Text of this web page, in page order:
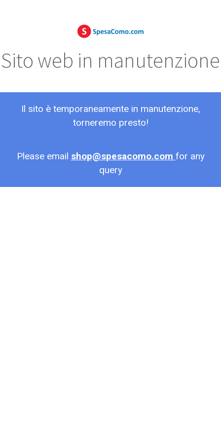
Sito web in manutenzione
Il sito è temporaneamente in manutenzione,
torneremo presto!
Please email shop@spesacomo.com for any
query